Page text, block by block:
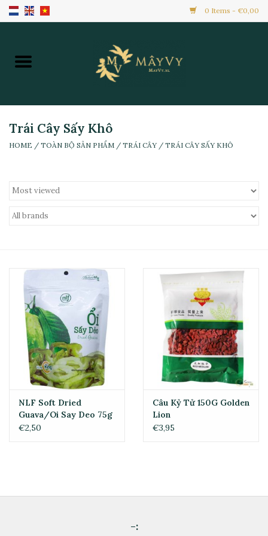
0 Items - €0,00
Home
Hàng Mới
Toàn Bộ Sản Phẩm
Trái Cây Sấy Khô
HOME / TOÀN BỘ SẢN PHẨM / TRÁI CÂY/ TRÁI CÂY SẤY KHÔ
NLF Soft Dried
Guava/Oi Say Deo 75g
€2,50
Câu Kỷ Tử 150G Golden
Lion
€3,95
-: